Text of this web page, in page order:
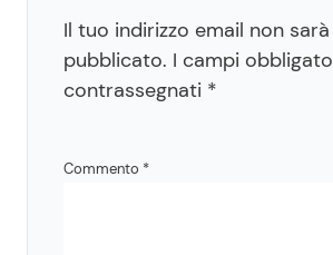
Il tuo indirizzo email non sarà
pubblicato. I campi
contrassegnati *
Commento *